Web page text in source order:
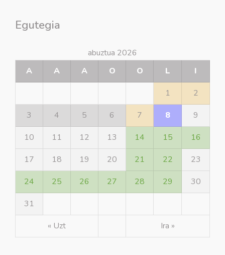
Egutegia
abuztua 2026
A
A A O O L
I
1
2
3
4 5 6 7 8
9
10
11 12 13 14 15
16
17
18 19 20 21 22
23
24
25 26 27 28 29
30
31
« Uzt
Ira »